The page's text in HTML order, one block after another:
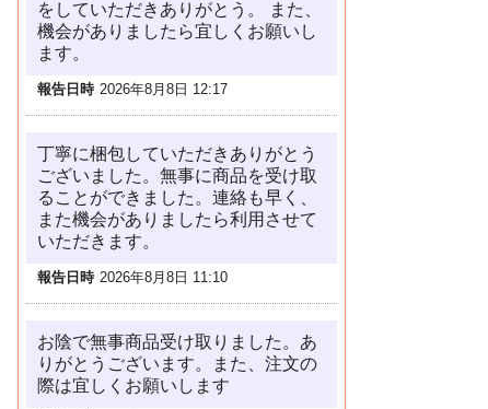
をしていただきありがとう。 また、
機会がありましたら宜しくお願いし
ます。
報告日時 2026年8月8日 12:17
丁寧に梱包していただきありがとう
ございました。無事に商品を受け取
ることができました。連絡も早く、
また機会がありましたら利用させて
いただきます。
報告日時 2026年8月8日 11:10
お陰で無事商品受け取りました。あ
りがとうございます。また、注文の
際は宜しくお願いします